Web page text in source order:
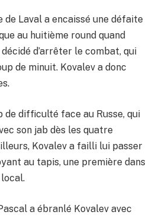
Laval a encaissé une défaite
au huitième round quand
d’arrêter le combat, qui
de minuit. Kovalev a donc
de difficulté face au Russe, qui
son jab dès les quatre
Kovalev a failli lui passer
au tapis, une première dans
a ébranlé Kovalev avec